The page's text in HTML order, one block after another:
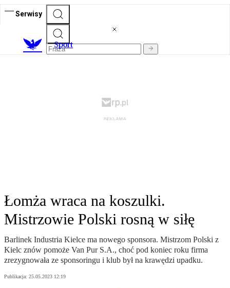
Serwisy
Sport
Łomża wraca na koszulki.
Mistrzowie Polski rosną w siłę
Barlinek Industria Kielce ma nowego sponsora. Mistrzom Polski z
Kielc znów pomoże Van Pur S.A., choć pod koniec roku firma
zrezygnowała ze sponsoringu i klub był na krawędzi upadku.
Publikacja: 25.05.2023 12:19